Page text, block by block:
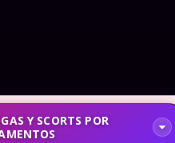
Y SCORTS POR